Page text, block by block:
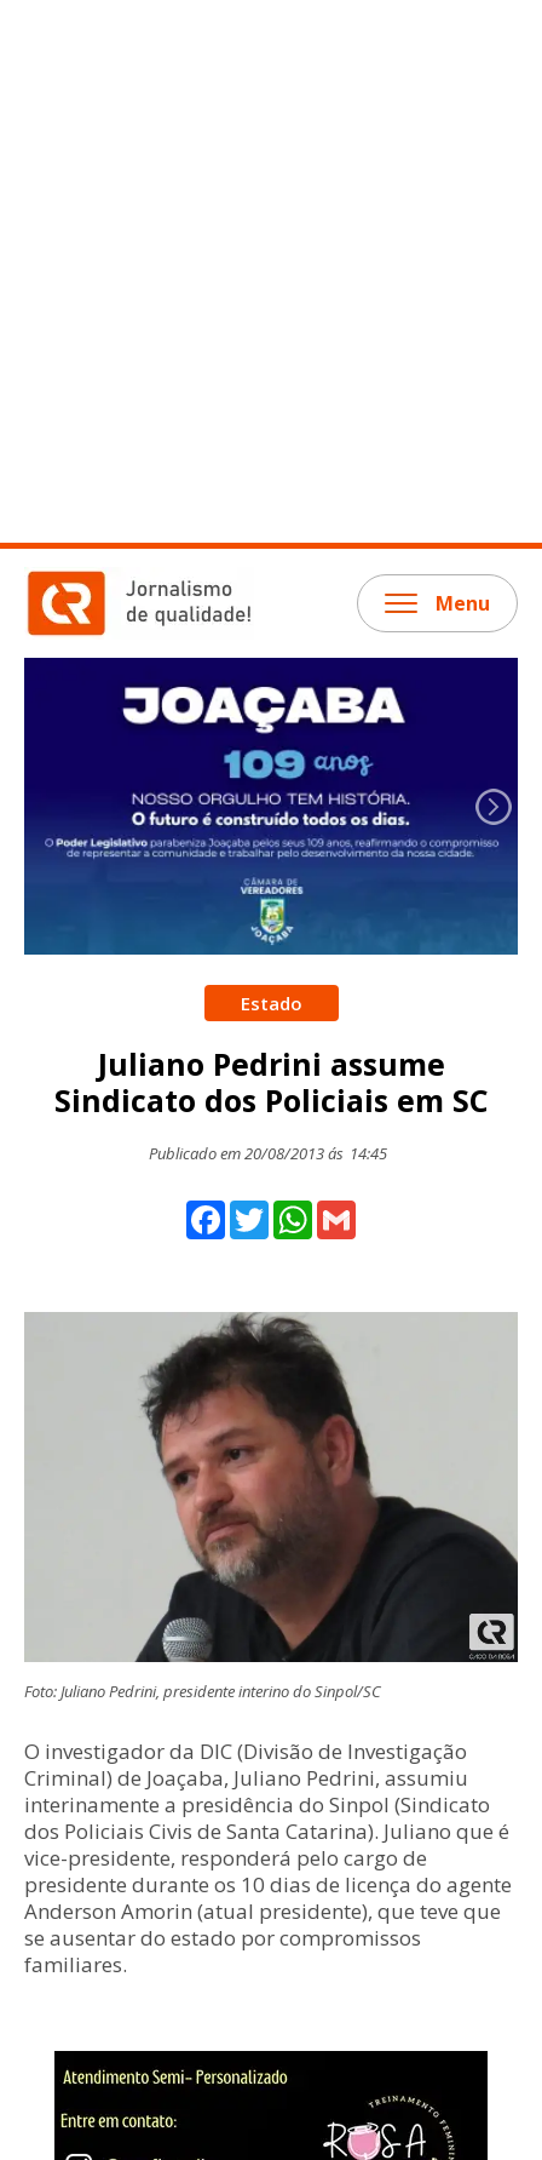
Menu
Estado
Juliano Pedrini assume
Sindicato dos Policiais em SC
Publicado em 20/08/2013 ás 14:45
Facebook
TwitterWhatsApp
Foto: Juliano Pedrini, presidente interino do Sinpol/SC
O investigador da DIC (Divisão de Investigação
Criminal) de Joaçaba, Juliano Pedrini, assumiu
interinamente a presidência do Sinpol (Sindicato
dos Policiais Civis de Santa Catarina). Juliano que é
vice-presidente, responderá pelo cargo de
presidente durante os 10 dias de licença do agente
Anderson Amorin (atual presidente), que teve que
se ausentar do estado por compromissos
familiares.